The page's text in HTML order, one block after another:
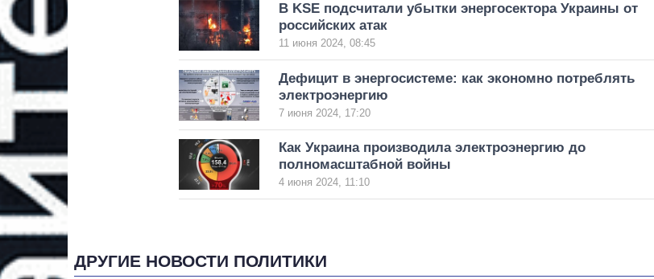
В KSE подсчитали убытки энергосектора Украины от
российских атак
11 июня 2024, 08:45
Дефицит в энергосистеме: как экономно потреблять
электроэнергию
7 июня 2024, 17:20
Как Украина производила электроэнергию до
полномасштабной войны
4 июня 2024, 11:10
ДРУГИЕ НОВОСТИ ПОЛИТИКИ